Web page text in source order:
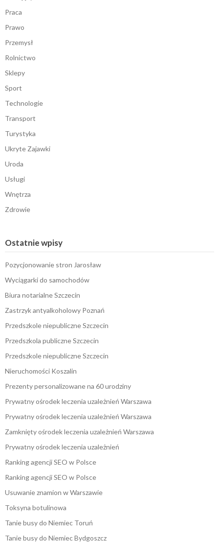
Praca
Prawo
Przemysł
Rolnictwo
Sklepy
Sport
Technologie
Transport
Turystyka
Ukryte Zajawki
Uroda
Usługi
Wnętrza
Zdrowie
Ostatnie wpisy
Pozycjonowanie stron Jarosław
Wyciągarki do samochodów
Biura notarialne Szczecin
Zastrzyk antyalkoholowy Poznań
Przedszkole niepubliczne Szczecin
Przedszkola publiczne Szczecin
Przedszkole niepubliczne Szczecin
Nieruchomości Koszalin
Prezenty personalizowane na 60 urodziny
Prywatny ośrodek leczenia uzależnień Warszawa
Prywatny ośrodek leczenia uzależnień Warszawa
Zamknięty ośrodek leczenia uzależnień Warszawa
Prywatny ośrodek leczenia uzależnień
Ranking agencji SEO w Polsce
Ranking agencji SEO w Polsce
Usuwanie znamion w Warszawie
Toksyna botulinowa
Tanie busy do Niemiec Toruń
Tanie busy do Niemiec Bydgoszcz